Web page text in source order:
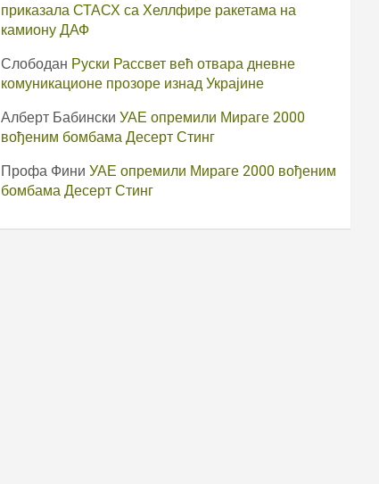
приказала СТАСХ са Хеллфире ракетама на
камиону ДАФ
Слободан Руски Рассвет већ отвара дневне
комуникационе прозоре изнад Украјине
Алберт Бабински УАЕ опремили Мираге 2000
вођеним бомбама Десерт Стинг
Профа Фини УАЕ опремили Мираге 2000 вођеним
бомбама Десерт Стинг